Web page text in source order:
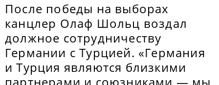
После победы на выборах
канцлер Олаф Шольц воздал
должное сотрудничеству
Германии с Турцией. «Германия
и Турция являются близкими